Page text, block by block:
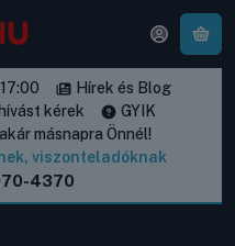
Hírek és Blog
kérek
GYIK
másnapra Önnél!
viszonteladóknak
4370